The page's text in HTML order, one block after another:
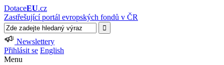
DotaceEU.cz
Zastřešující portál evropských fondů v ČR
Newslettery
Přihlásit se English
Menu